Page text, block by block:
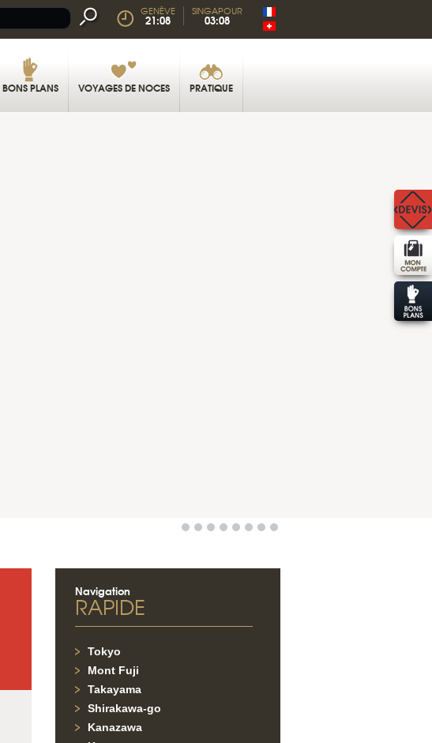
GENÈVE
21:08
SINGAPOUR
03:08
BONS PLANS VOYAGES DE NOCES PRATIQUE
Navigation
RAPIDE
Tokyo
Mont Fuji
Takayama
Shirakawa-go
Kanazawa